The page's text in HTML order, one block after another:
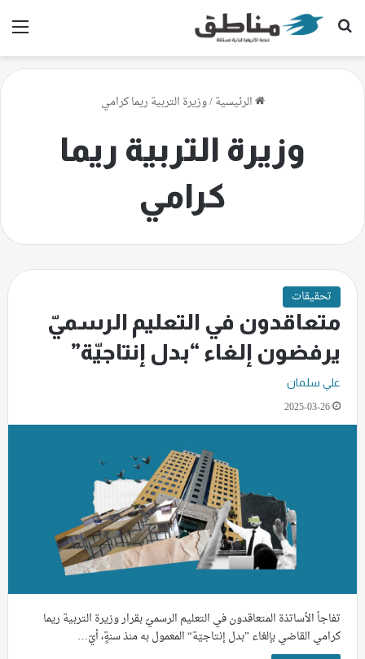
بحث عن
الرئيسية/وزيرة التربية ريما كرامي
وزيرة التربية ريما
كرامي
تحقيقات
متعاقدون في التعليم الرسميّ
يرفضون إلغاء “بدل إنتاجيّة”
علي سلمان
2025-03-26
تفاجأ الأساتذة المتعاقدون في التعليم الرسميّ بقرار وزيرة التربية ريما
كرامي القاضي بإلغاء ”بدل إنتاجيّة“ المعمول به منذ سنةٍ، أيّ…